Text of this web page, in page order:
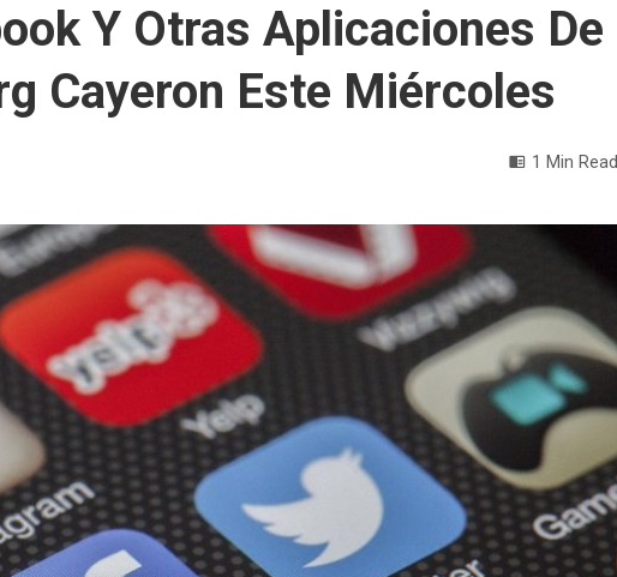
Y Otras Aplicaciones De
Cayeron Este Miércoles
1 Min Read